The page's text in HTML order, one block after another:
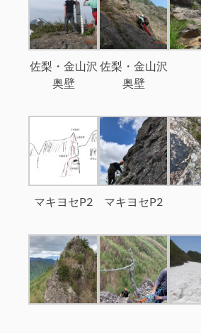
佐梨・金山沢
奥壁
佐梨・金山沢
奥壁
マキヨセP2 マキヨセP2